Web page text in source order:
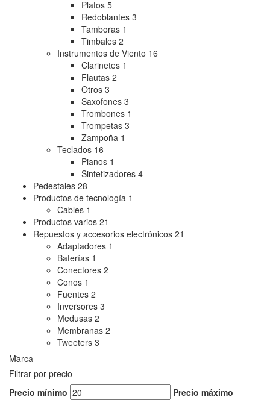
Platos 5
Redoblantes 3
Tamboras 1
Timbales 2
Instrumentos de Viento 16
Clarinetes 1
Flautas 2
Otros 3
Saxofones 3
Trombones 1
Trompetas 3
Zampoña 1
Teclados 16
Pianos 1
Sintetizadores 4
Pedestales 28
Productos de tecnología 1
Cables 1
Productos varios 21
Repuestos y accesorios electrónicos 21
Adaptadores 1
Baterías 1
Conectores 2
Conos 1
Fuentes 2
Inversores 3
Medusas 2
Membranas 2
Tweeters 3
Marca
Filtrar por precio
Precio mínimo
Precio máximo